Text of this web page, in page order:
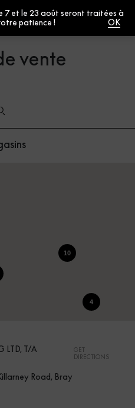
0
vente
10
4
LTD, T/A
GET
DIRECTIONS
Road, Bray
7 et le 23 août seront traitées à
patience !